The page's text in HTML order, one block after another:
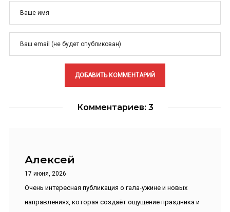
Комментариев: 3
Алексей
17 июня, 2026
Очень интересная публикация о гала-ужине и новых
направлениях, которая создаёт ощущение праздника и